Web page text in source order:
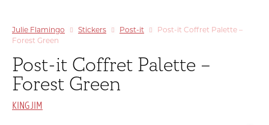
Julie Flamingo Stickers Post-it
Post-it Coffret Palette –
Forest Green
Post-it Coffret Palette –
Forest Green
KING JIM